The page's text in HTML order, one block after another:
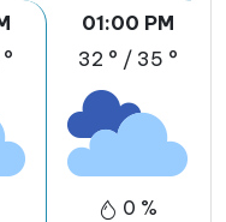
01:00 PM
32 ° / 35 °
0 %